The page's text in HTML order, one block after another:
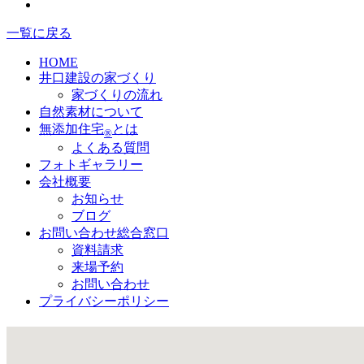
一覧に戻る
HOME
井口建設の家づくり
家づくりの流れ
自然素材について
無添加住宅®とは
よくある質問
フォトギャラリー
会社概要
お知らせ
ブログ
お問い合わせ総合窓口
資料請求
来場予約
お問い合わせ
プライバシーポリシー